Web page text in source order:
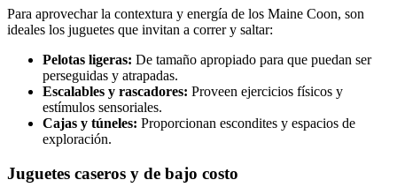
Para aprovechar la contextura y energía de los Maine Coon, son
ideales los juguetes que invitan a correr y saltar:
Pelotas ligeras: De tamaño apropiado para que puedan ser
perseguidas y atrapadas.
Escalables y rascadores: Proveen ejercicios físicos y
estímulos sensoriales.
Cajas y túneles: Proporcionan escondites y espacios de
exploración.
Juguetes caseros y de bajo costo